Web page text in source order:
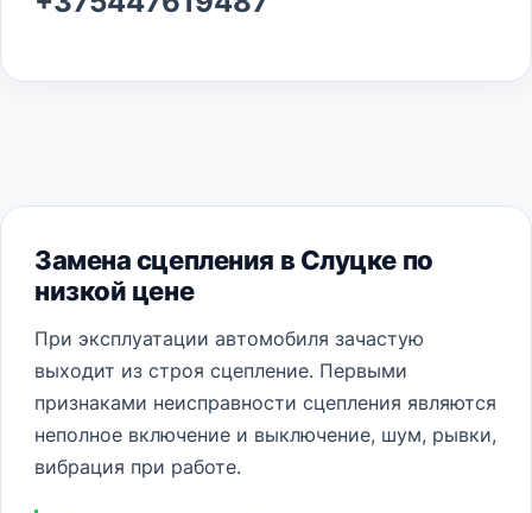
Замена сцепления в Слуцке по
низкой цене
При эксплуатации автомобиля зачастую
выходит из строя сцепление. Первыми
признаками неисправности сцепления являются
неполное включение и выключение, шум, рывки,
вибрация при работе.